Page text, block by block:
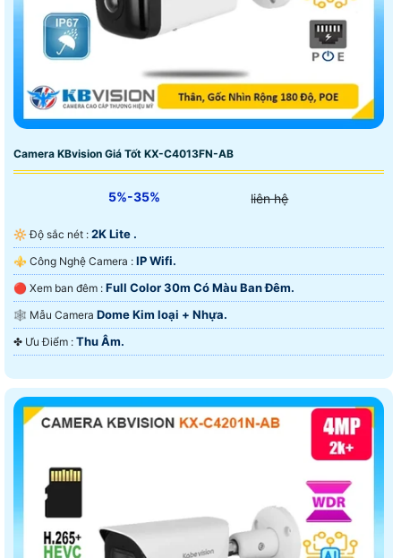
Camera KBvision Giá Tốt KX-C4013FN-AB
5%-35% liên hệ
🔆 Độ sắc nét : 2K Lite .
⚜️ Công Nghệ Camera : IP Wifi.
🔴 Xem ban đêm : Full Color 30m Có Màu Ban Ðêm.
🕸️ Mẫu Camera Dome Kim loại + Nhựa.
️✤ Ưu Điểm : Thu Âm.